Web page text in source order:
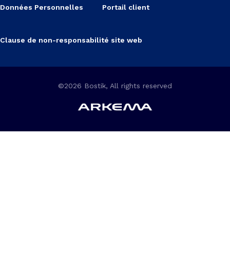
Données Personnelles Portail client
Clause de non-responsabilité site web
©2026 Bostik, All rights reserved